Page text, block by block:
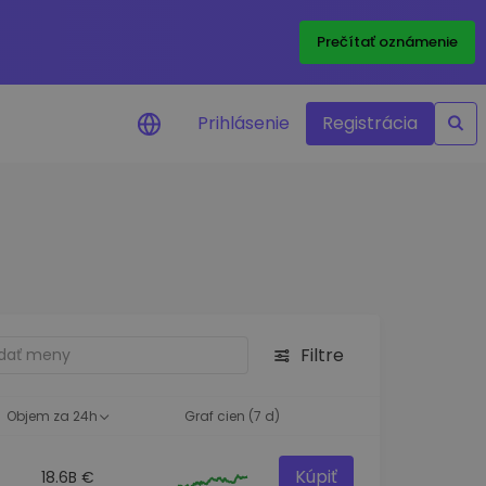
Prečítať oznámenie
príležitosti
pre optimálny
Prihlásenie Registrácia
Filtre
Objem za 24h Graf cien (7 d)
18.6B € Kúpiť